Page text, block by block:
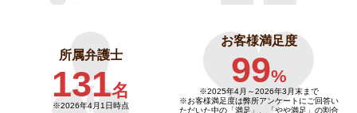
所属弁護士
131名
※2026年4月1日時点
お客様満足度
99%
※2025年4月～2026年3月末まで
※お客様満足度は弊所アンケートにご回答い
ただいた中の「満足」、「やや満足」の割合